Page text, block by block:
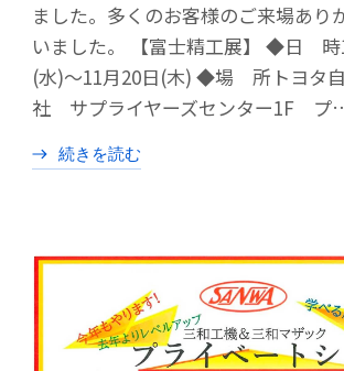
ました。多くのお客様のご来場あり
いました。 【富士精工展】 ◆日 時
(水)～11月20日(木) ◆場 所トヨタ
社 サプライヤーズセンター1F プ
続きを読む